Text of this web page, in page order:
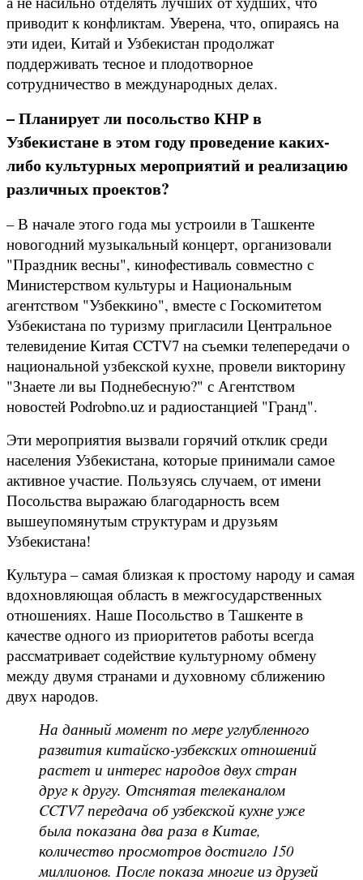
приводит к конфликтам. Уверена, что, опираясь на
эти идеи, Китай и Узбекистан продолжат
поддерживать тесное и плодотворное
сотрудничество в международных делах.
– Планирует ли посольство КНР в
Узбекистане в этом году проведение каких-
либо культурных мероприятий и реализацию
различных проектов?
– В начале этого года мы устроили в Ташкенте
новогодний музыкальный концерт, организовали
"Праздник весны", кинофестиваль совместно с
Министерством культуры и Национальным
агентством "Узбеккино", вместе с Госкомитетом
Узбекистана по туризму пригласили Центральное
телевидение Китая CCTV7 на съемки телепередачи о
национальной узбекской кухне, провели викторину
"Знаете ли вы Поднебесную?" с Агентством
новостей Podrobno.uz и радиостанцией "Гранд".
Эти мероприятия вызвали горячий отклик среди
населения Узбекистана, которые принимали самое
активное участие. Пользуясь случаем, от имени
Посольства выражаю благодарность всем
вышеупомянутым структурам и друзьям
Узбекистана!
Культура – самая близкая к простому народу и самая
вдохновляющая область в межгосударственных
отношениях. Наше Посольство в Ташкенте в
качестве одного из приоритетов работы всегда
рассматривает содействие культурному обмену
между двумя странами и духовному сближению
двух народов.
На данный момент по мере углубленного
развития китайско-узбекских отношений
растет и интерес народов двух стран
друг к другу. Отснятая телеканалом
CCTV7 передача об узбекской кухне уже
была показана два раза в Китае,
количество просмотров достигло 150
миллионов. После показа многие из друзей